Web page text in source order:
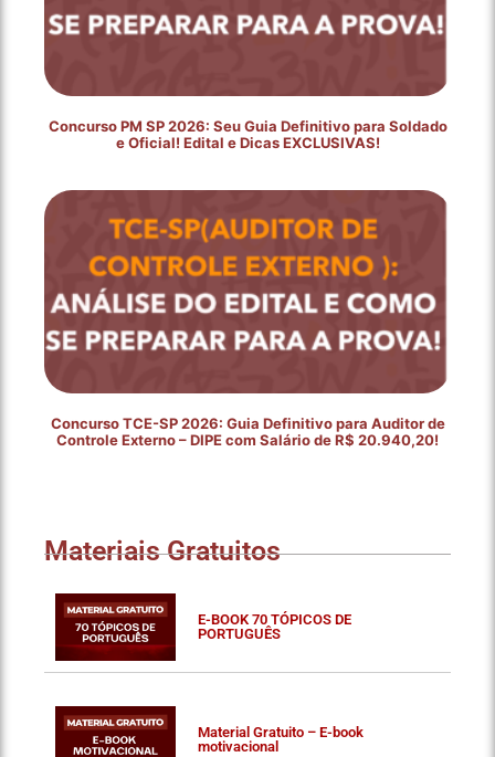
Concurso PM SP 2026: Seu Guia Definitivo para Soldado
e Oficial! Edital e Dicas EXCLUSIVAS!
Concurso TCE-SP 2026: Guia Definitivo para Auditor de
Controle Externo – DIPE com Salário de R$ 20.940,20!
Materiais Gratuitos
E-BOOK 70 TÓPICOS DE
PORTUGUÊS
Material Gratuito – E-book
motivacional